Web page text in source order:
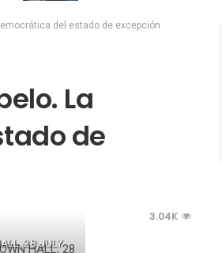
del estado de excepción
La
de
3.04K
28 JULY